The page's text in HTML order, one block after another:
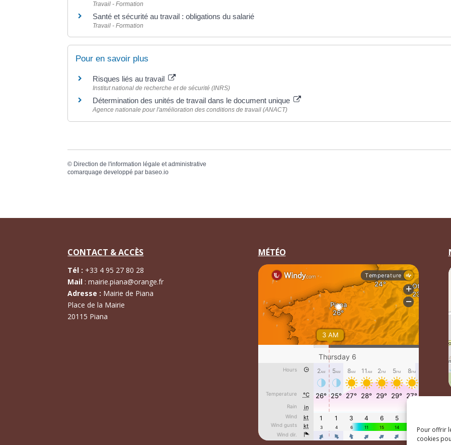
Pour offrir
cookies
Travail - Formation
Santé et sécurité au travail : obligations du salarié
Travail - Formation
Pour en savoir plus
Risques liés au travail
Institut national de recherche et de sécurité (INRS)
Détermination des unités de travail dans le document unique
Agence nationale pour l'amélioration des conditions de travail (ANACT)
© Direction de l'information légale et administrative
comarquage developpé parbaseo.io
CONTACT & ACCÈS
Tél : +33 4 95 27 80 28
Mail :mairie.piana@orange.fr
Adresse : Mairie de Piana
Place de la Mairie
20115 Piana
MÉTÉO